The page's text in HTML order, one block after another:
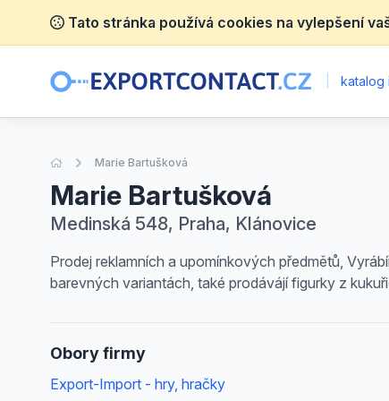
Tato stránka používá cookies na vylepšení
katalog
Úvodní stránka
Marie Bartušková
Marie Bartušková
Medinská 548, Praha, Klánovice
Prodej reklamních a upomínkových předmětů,
barevných variantách, také prodávájí figurky z
Obory firmy
Export-Import - hry, hračky